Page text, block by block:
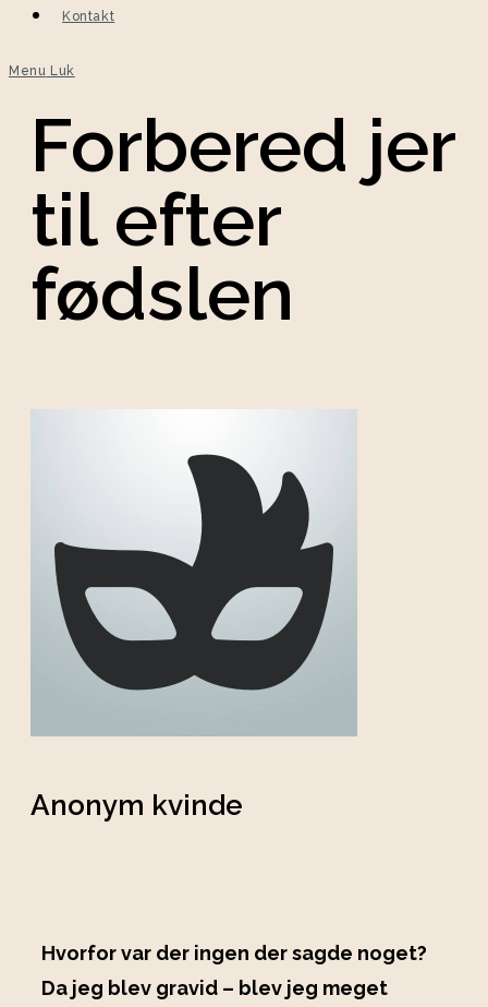
Kontakt
Menu Luk
Forbered jer
til efter
fødslen
Anonym kvinde
Hvorfor var der ingen der sagde noget?
Da jeg blev gravid – blev jeg meget